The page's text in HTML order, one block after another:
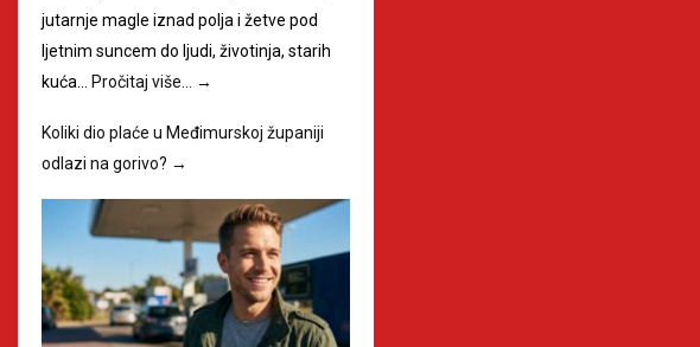
jutarnje magle iznad polja i žetve pod
ljetnim suncem do ljudi, životinja, starih
kuća…
Pročitaj više… →
Koliki dio plaće u Međimurskoj županiji
odlazi na gorivo? →